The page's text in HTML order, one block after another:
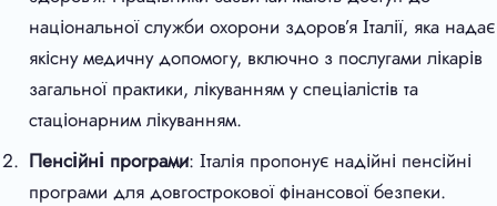
національної служби охорони здоров’я Італії, яка надає
якісну медичну допомогу, включно з послугами лікарів
загальної практики, лікуванням у спеціалістів та
стаціонарним лікуванням.
Пенсійні програми: Італія пропонує надійні пенсійні
програми для довгострокової фінансової безпеки.